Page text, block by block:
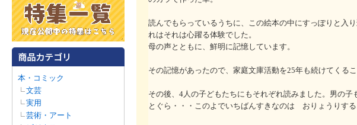
本・コミック
文芸
実用
芸術・アート
読んでもらっているうちに、この絵本の中にすっぽりと入
れはそれは心躍る体験でした。
母の声とともに、鮮明に記憶しています。
その記憶があったので、家庭文庫活動を25年も続けてくるこ
その後、4人の子どもたちにもそれぞれ読みました。男の
とぐら・・・このよでいちばんすきなのは おりょうりす